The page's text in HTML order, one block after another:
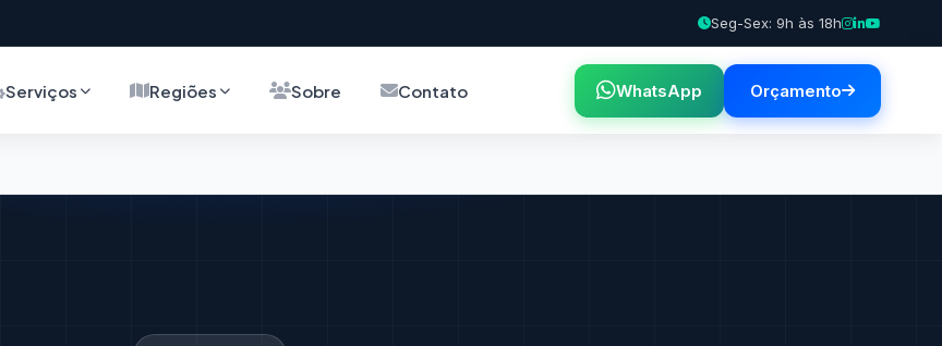
Seg-Sex: 9h às 18h
Serviços Regiões Sobre Contato WhatsApp Orçamento